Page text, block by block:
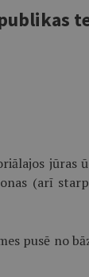
(arī
pusē